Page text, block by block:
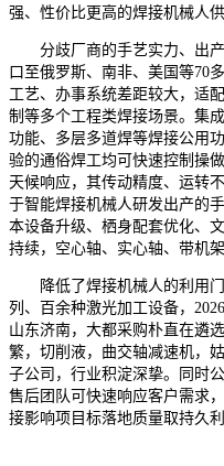
强、性价比更高的焊接机械人供
分歧厂商的手艺实力、出产
口至俄罗斯、南非、美国等70
工艺、办事系统差距较大，适
制等多个工程类焊接场景。集
功能、多层多道焊等焊接公用
验的通俗焊工均可快速控制操
天候响应，其传动精度、运转
于智能焊接机械人研发出产的
本设备升级、栖身配套优化、
持续，空心轴、实心轴、带机
降低了焊接机械人的利用门
列、百余种激光加工设备，
山东济南，大都采购朴直在遴
繁，切削液，曲交轴减速机，
子公司，行业积淀深挚。同时
售后团队可快速响应客户需求
接影响项目标落地质量取持久